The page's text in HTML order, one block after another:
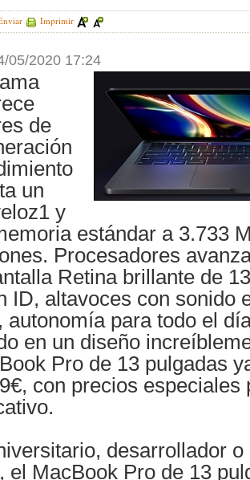
Imprimir
05/2020 17:24
de
un
y
estándar a 3.733
Procesadores
Retina brillante de
ID, altavoces con sonido
autonomía para todo el
en un diseño
Pro de 13 pulgadas
con precios especiales
desarrollador
el MacBook Pro de 13